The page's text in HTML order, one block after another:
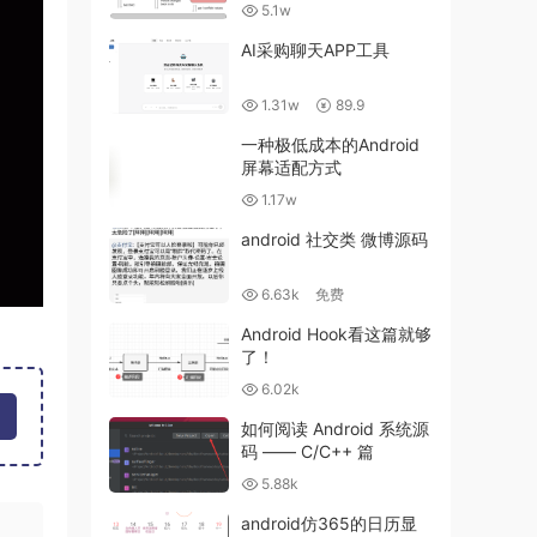
5.1w
AI采购聊天APP工具
1.31w 89.9
一种极低成本的Android
屏幕适配方式
1.17w
android 社交类 微博源码
6.63k 免费
Android Hook看这篇就够
了！
6.02k
如何阅读 Android 系统源
码 —— C/C++ 篇
5.88k
android仿365的日历显